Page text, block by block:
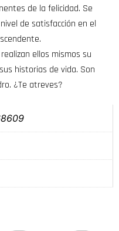
de la felicidad. Se
de satisfacción en el
ellos mismos su
historias de vida. Son
¿Te atreves?